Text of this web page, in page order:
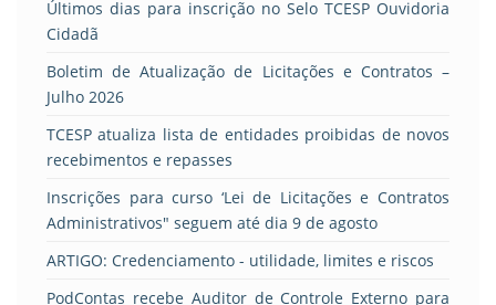
Últimos dias para inscrição no Selo TCESP Ouvidoria
Cidadã
Boletim de Atualização de Licitações e Contratos –
Julho 2026
TCESP atualiza lista de entidades proibidas de novos
recebimentos e repasses
Inscrições para curso ‘Lei de Licitações e Contratos
Administrativos" seguem até dia 9 de agosto
ARTIGO: Credenciamento - utilidade, limites e riscos
PodContas recebe Auditor de Controle Externo para